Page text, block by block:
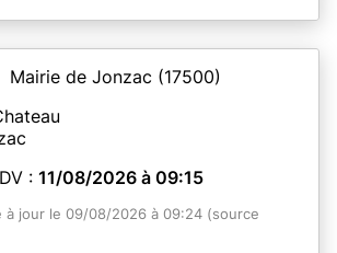
Mairie de Jonzac (17500)
: 11/08/2026 à 09:15
à jour le 09/08/2026 à 09:24 (source